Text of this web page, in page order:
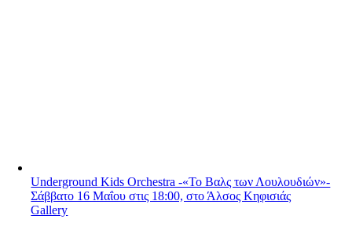
Underground Kids Orchestra -«Το Βαλς των Λουλουδιών»-
Σάββατο 16 Μαΐου στις 18:00, στο Άλσος Κηφισιάς
Gallery